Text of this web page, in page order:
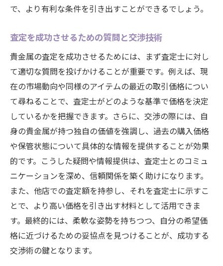
で、より有利な条件を引き出すことができるでしょう。
査定を成功させるための質問と交渉技術
貴金属の査定を成功させるためには、まず査定士に対し
て適切な質問を投げかけることが重要です。例えば、現
在の市場動向や同様のアイテムの最近の取引価格につい
て尋ねることで、査定士がどのような基準で価格を決定
しているかを把握できます。さらに、交渉の際には、自
身の貴金属が持つ独自の価値を強調し、過去の購入価格
や保管状態について具体的な情報を提供することが効果
的です。こうした疑問や情報提供は、査定士とのコミュ
ニケーションを深め、信頼関係を築く助けになります。
また、他店での査定額を持参し、それを査定士に示すこ
とで、より高い価格を引き出す材料として活用できま
す。最終的には、柔軟な姿勢を持ちつつ、自分の希望価
格に近づけるための妥協点を見つけることが、成功する
交渉術の鍵となります。